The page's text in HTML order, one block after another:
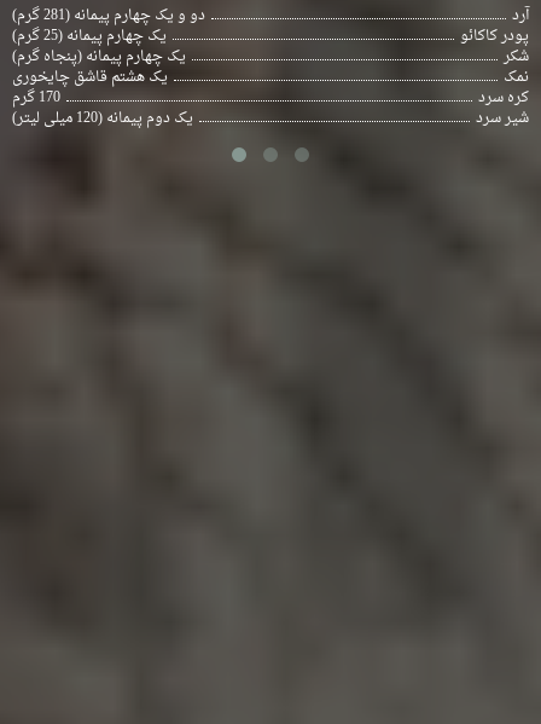
آرد دو و یک چهارم پیمانه (281 گرم)
پودر کاکائو یک چهارم پیمانه (25 گرم)
شکر یک چهارم پیمانه (پنجاه گرم)
نمک یک هشتم قاشق چایخوری
کره سرد 170 گرم
شیر سرد یک دوم پیمانه (120 میلی لیتر)